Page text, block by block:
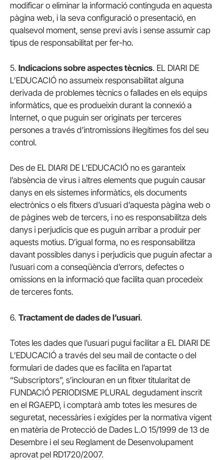
modificar o eliminar la informació continguda en aquesta
pàgina web, i la seva configuració o presentació, en
qualsevol moment, sense previ avís i sense assumir cap
tipus de responsabilitat per fer-ho.
5. Indicacions sobre aspectes tècnics. EL DIARI DE
L’EDUCACIÓ no assumeix responsabilitat alguna
derivada de problemes tècnics o fallades en els equips
informàtics, que es produeixin durant la connexió a
Internet, o que puguin ser originats per terceres
persones a través d’intromissions il·legítimes fos del seu
control.
Des de EL DIARI DE L’EDUCACIÓ no es garanteix
l’absència de virus i altres elements que puguin causar
danys en els sistemes informàtics, els documents
electrònics o els fitxers d’usuari d’aquesta pàgina web o
de pàgines web de tercers, i no es responsabilitza dels
danys i perjudicis que es puguin arribar a produir per
aquests motius. D’igual forma, no es responsabilitza
davant possibles danys i perjudicis que puguin afectar a
l’usuari com a conseqüència d’errors, defectes o
omissions en la informació que facilita quan procedeix
de terceres fonts.
6. Tractament de dades de l’usuari.
Totes les dades que l’usuari pugui facilitar a EL DIARI DE
L’EDUCACIÓ a través del seu mail de contacte o del
formulari de dades que es facilita en l’apartat
“Subscriptors”, s’inclouran en un fitxer titularitat de
FUNDACIÓ PERIODISME PLURAL degudament inscrit
en el RGAEPD, i comptarà amb totes les mesures de
seguretat, necessàries i exigides per la normativa vigent
en matèria de Protecció de Dades L.O 15/1999 de 13 de
Desembre i el seu Reglament de Desenvolupament
aprovat pel RD1720/2007.